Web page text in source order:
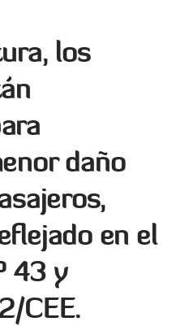
los
daño
en el
43 y
CEE.